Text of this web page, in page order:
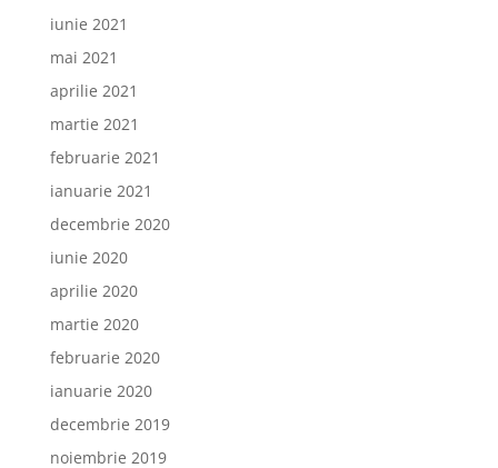
iunie 2021
mai 2021
aprilie 2021
martie 2021
februarie 2021
ianuarie 2021
decembrie 2020
iunie 2020
aprilie 2020
martie 2020
februarie 2020
ianuarie 2020
decembrie 2019
noiembrie 2019